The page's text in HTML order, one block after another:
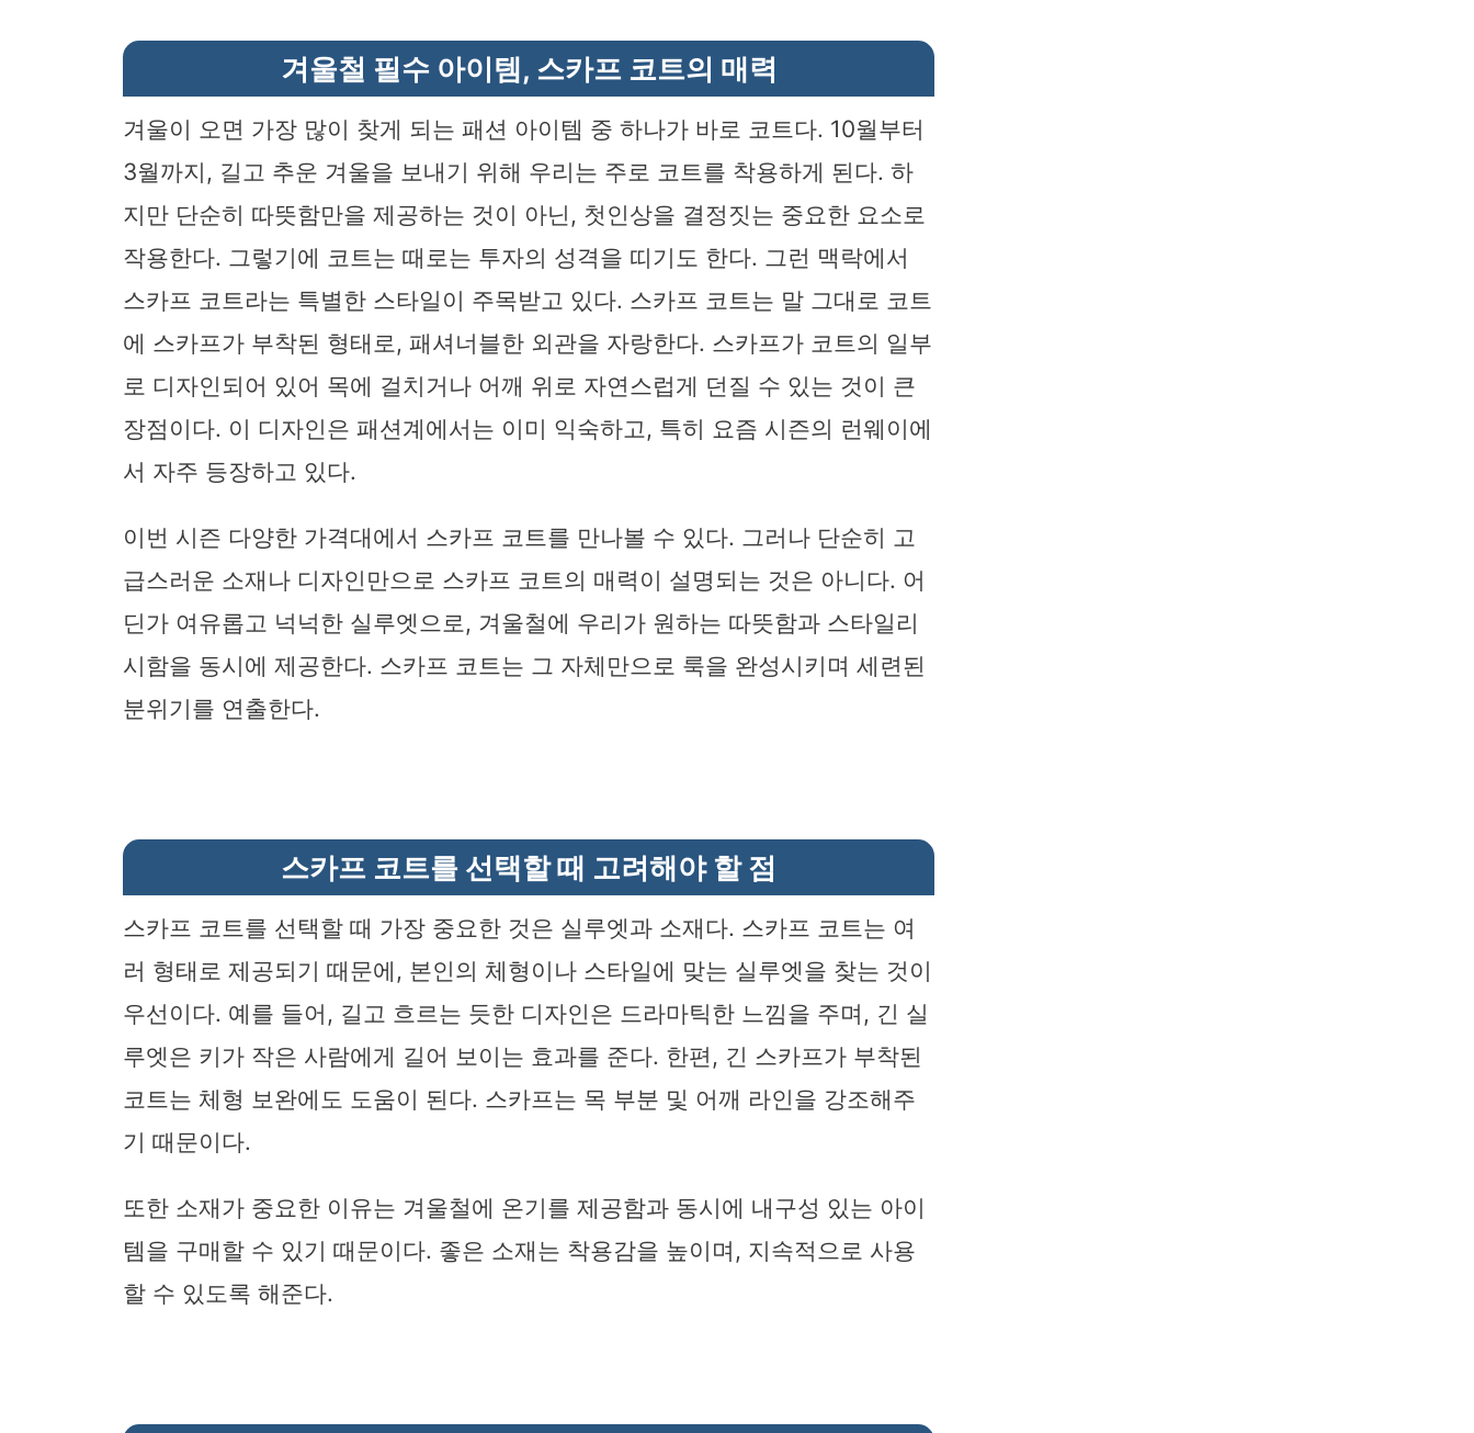
겨울철 필수 아이템, 스카프 코트의 매력
겨울이 오면 가장 많이 찾게 되는 패션 아이템 중 하나가 바로 코트다. 10월부터
3월까지, 길고 추운 겨울을 보내기 위해 우리는 주로 코트를 착용하게 된다. 하
지만 단순히 따뜻함만을 제공하는 것이 아닌, 첫인상을 결정짓는 중요한 요소로
작용한다. 그렇기에 코트는 때로는 투자의 성격을 띠기도 한다. 그런 맥락에서
스카프 코트라는 특별한 스타일이 주목받고 있다. 스카프 코트는 말 그대로 코트
에 스카프가 부착된 형태로, 패셔너블한 외관을 자랑한다. 스카프가 코트의 일부
로 디자인되어 있어 목에 걸치거나 어깨 위로 자연스럽게 던질 수 있는 것이 큰
장점이다. 이 디자인은 패션계에서는 이미 익숙하고, 특히 요즘 시즌의 런웨이에
서 자주 등장하고 있다.
이번 시즌 다양한 가격대에서 스카프 코트를 만나볼 수 있다. 그러나 단순히 고
급스러운 소재나 디자인만으로 스카프 코트의 매력이 설명되는 것은 아니다. 어
딘가 여유롭고 넉넉한 실루엣으로, 겨울철에 우리가 원하는 따뜻함과 스타일리
시함을 동시에 제공한다. 스카프 코트는 그 자체만으로 룩을 완성시키며 세련된
분위기를 연출한다.
스카프 코트를 선택할 때 고려해야 할 점
스카프 코트를 선택할 때 가장 중요한 것은 실루엣과 소재다. 스카프 코트는 여
러 형태로 제공되기 때문에, 본인의 체형이나 스타일에 맞는 실루엣을 찾는 것이
우선이다. 예를 들어, 길고 흐르는 듯한 디자인은 드라마틱한 느낌을 주며, 긴 실
루엣은 키가 작은 사람에게 길어 보이는 효과를 준다. 한편, 긴 스카프가 부착된
코트는 체형 보완에도 도움이 된다. 스카프는 목 부분 및 어깨 라인을 강조해주
기 때문이다.
또한 소재가 중요한 이유는 겨울철에 온기를 제공함과 동시에 내구성 있는 아이
템을 구매할 수 있기 때문이다. 좋은 소재는 착용감을 높이며, 지속적으로 사용
할 수 있도록 해준다.